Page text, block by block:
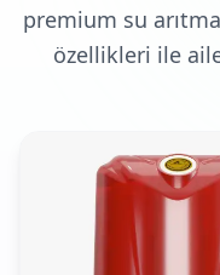
premium su
özellikleri ile